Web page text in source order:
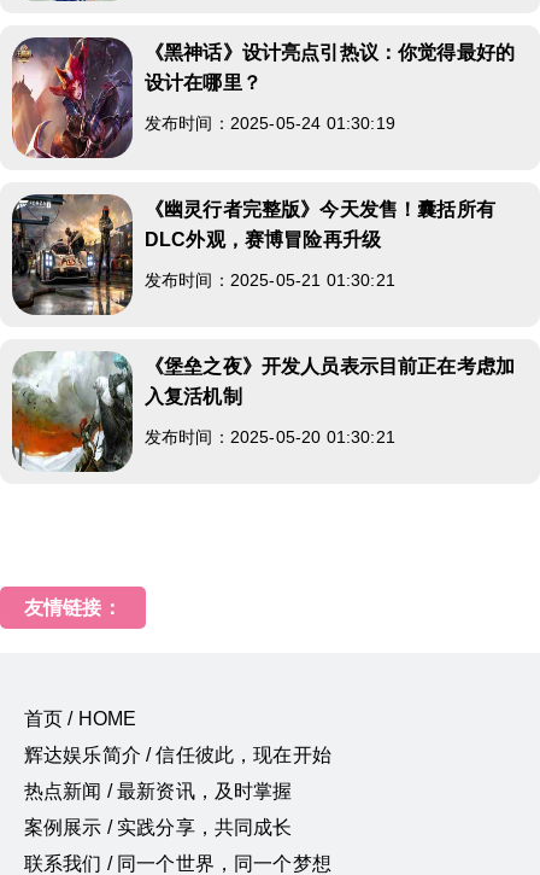
《黑神话》设计亮点引热议：你觉得最好的
设计在哪里？
发布时间：2025-05-24 01:30:19
《幽灵行者完整版》今天发售！囊括所有
DLC外观，赛博冒险再升级
发布时间：2025-05-21 01:30:21
《堡垒之夜》开发人员表示目前正在考虑加
入复活机制
发布时间：2025-05-20 01:30:21
友情链接：
首页 / HOME
辉达娱乐简介 / 信任彼此，现在开始
热点新闻 / 最新资讯，及时掌握
案例展示 / 实践分享，共同成长
联系我们 / 同一个世界，同一个梦想